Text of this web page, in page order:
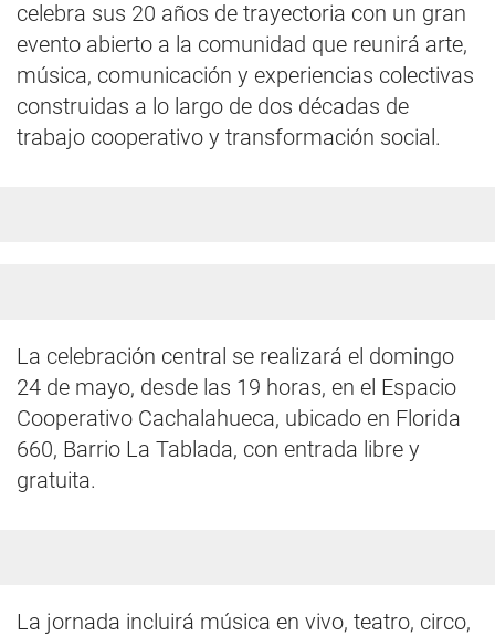
celebra sus 20 años de trayectoria con un gran
evento abierto a la comunidad que reunirá arte,
música, comunicación y experiencias colectivas
construidas a lo largo de dos décadas de
trabajo cooperativo y transformación social.
La celebración central se realizará el domingo
24 de mayo, desde las 19 horas, en el Espacio
Cooperativo Cachalahueca, ubicado en Florida
660, Barrio La Tablada, con entrada libre y
gratuita.
La jornada incluirá música en vivo, teatro, circo,